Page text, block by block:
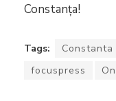
Constanța!
Tags: Constanta
focuspress